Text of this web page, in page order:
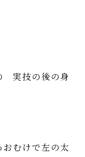
実技の後の身
むけで左の太